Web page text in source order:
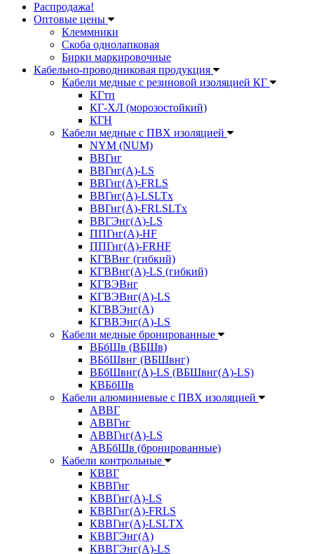
Распродажа!
Оптовые цены
Клеммники
Скоба однолапковая
Бирки маркировочные
Кабельно-проводниковая продукция
Кабели медные с резиновой изоляцией КГ
КГтп
КГ-ХЛ (морозостойкий)
КГН
Кабели медные с ПВХ изоляцией
NYM (NUM)
ВВГнг
ВВГнг(А)-LS
ВВГнг(А)-FRLS
ВВГнг(A)-LSLTx
ВВГнг(A)-FRLSLTx
ВВГЭнг(А)-LS
ППГнг(А)-HF
ППГнг(А)-FRHF
КГВВнг (гибкий)
КГВВнг(А)-LS (гибкий)
КГВЭВнг
КГВЭВнг(А)-LS
КГВВЭнг(А)
КГВВЭнг(А)-LS
Кабели медные бронированные
ВБбШв (ВБШв)
ВБбШвнг (ВБШвнг)
ВБбШвнг(А)-LS (ВБШвнг(А)-LS)
КВБбШв
Кабели алюминиевые с ПВХ изоляцией
АВВГ
АВВГнг
АВВГнг(А)-LS
АВБбШв (бронированные)
Кабели контрольные
КВВГ
КВВГнг
КВВГнг(А)-LS
КВВГнг(А)-FRLS
КВВГнг(А)-LSLTX
КВВГЭнг(А)
КВВГЭнг(А)-LS